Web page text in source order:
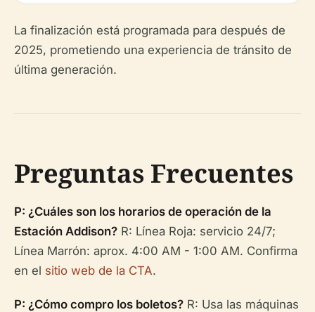
La finalización está programada para después de
2025, prometiendo una experiencia de tránsito de
última generación.
Preguntas Frecuentes
P: ¿Cuáles son los horarios de operación de la
Estación Addison? R: Línea Roja: servicio 24/7;
Línea Marrón: aprox. 4:00 AM - 1:00 AM. Confirma
en el sitio web de la CTA.
P: ¿Cómo compro los boletos? R: Usa las máquinas